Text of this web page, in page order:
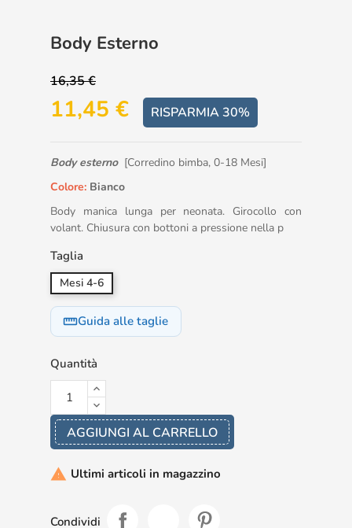
Body Esterno
16,35 €
11,45 € RISPARMIA 30%
Body esterno[Corredino bimba, 0-18 Mesi]
Colore: Bianco
Body manica lunga per neonata. Girocollo con
volant. Chiusura con bottoni a pressione nella p
Taglia
Mesi 4-6
straightenGuida alle taglie
Quantità
AGGIUNGI AL CARRELLO
 Ultimi articoli in magazzino
Condividi